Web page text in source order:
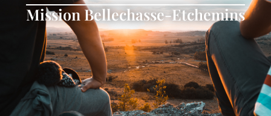
Mission Bellechasse-Etchemins